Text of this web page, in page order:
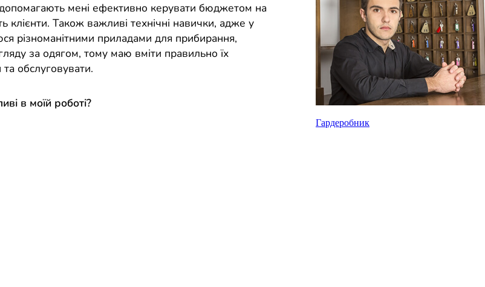
допомагають мені ефективно керувати бюджетом на
клієнти. Також важливі технічні навички, адже у
різноманітними приладами для прибирання,
за одягом, тому маю вміти правильно їх
обслуговувати.
в моїй роботі?
Гардеробник